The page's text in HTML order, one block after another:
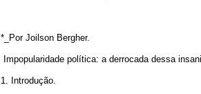
*_Por Joilson Bergher.
Impopularidade política: a derrocada dessa
1. Introdução.